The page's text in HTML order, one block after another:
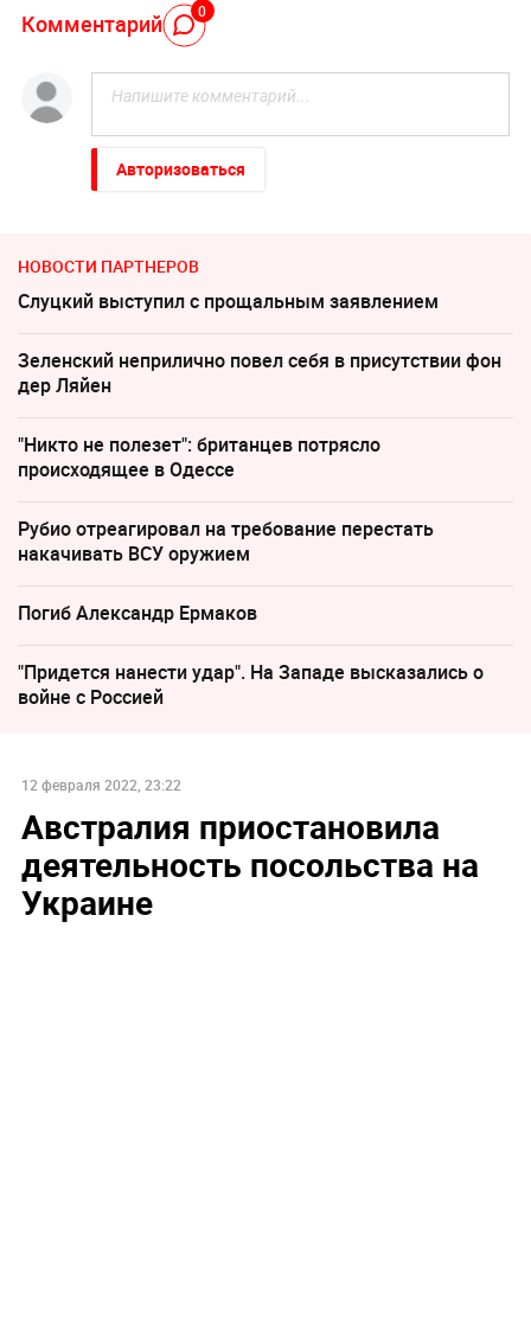
Комментарий 0
Авторизоваться
НОВОСТИ ПАРТНЕРОВ
Слуцкий выступил с прощальным заявлением
Зеленский неприлично повел cебя в присутствии фон
дер Ляйен
"Никто не полезет": британцев потрясло
происходящее в Одессе
Рубио отреагировал на требование перестать
накачивать ВСУ оружием
Погиб Александр Ермаков
"Придется нанести удар". На Западе высказались о
войне с Россией
12 февраля 2022, 23:22
Австралия приостановила
деятельность посольства на
Украине